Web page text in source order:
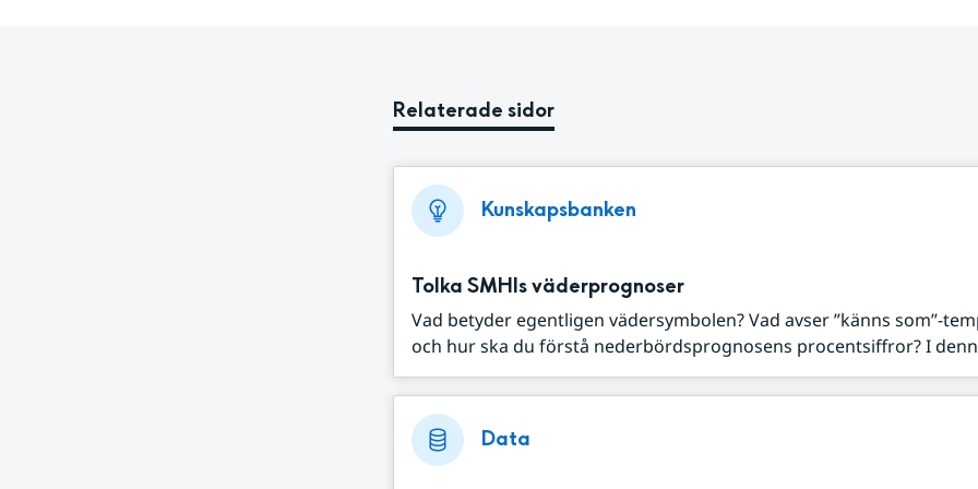
Relaterade sidor
Kunskapsbanken
Tolka SMHIs väderprognoser
Vad betyder egentligen vädersymbolen? Vad avser ”känns som”-
och hur ska du förstå nederbördsprognosens procentsiffror? I
Data